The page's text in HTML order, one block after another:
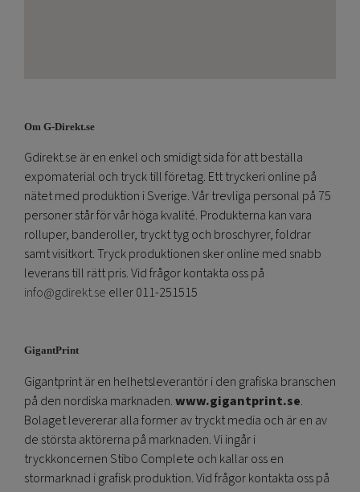
Om G-Direkt.se
Gdirekt.se är en enkel och smidigt sida för att beställa
expomaterial och tryck till företag. Ett tryckeri online på
nätet med produktion i Sverige. Vår trevliga personal på 75
personer står för vår höga kvalité. Produkterna kan vara
rolluper, banderoller, tryckt tyg och broschyrer, foldrar
samt visitkort. Tryck produktionen sker online med snabb
leverans till rätt pris. Vid frågor kontakta oss på
info@gdirekt.se eller 011-251515
GigantPrint
Gigantprint är en helhetsleverantör i den grafiska branschen
på den nordiska marknaden.www.gigantprint.se.
Bolaget levererar alla former av tryckt media och är en av
de största aktörerna på marknaden. Vi ingår i
tryckkoncernen Stibo Complete och kallar oss en
stormarknad i grafisk produktion. Vid frågor kontakta oss på